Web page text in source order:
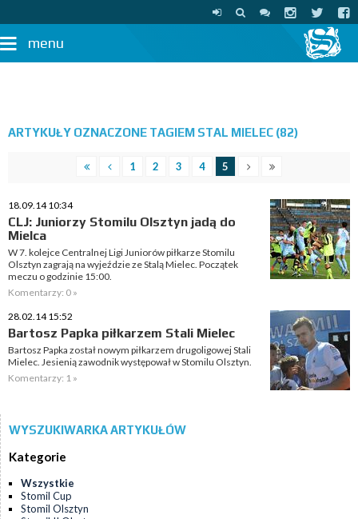
menu
ARTYKUŁY OZNACZONE TAGIEM STAL MIELEC (82)
1 2 3 4 5
18.09.14 10:34
CLJ: Juniorzy Stomilu Olsztyn jadą do
Mielca
W 7. kolejce Centralnej Ligi Juniorów piłkarze Stomilu
Olsztyn zagrają na wyjeździe ze Stalą Mielec. Początek
meczu o godzinie 15:00.
Komentarzy: 0 »
28.02.14 15:52
Bartosz Papka piłkarzem Stali Mielec
Bartosz Papka został nowym piłkarzem drugoligowej Stali
Mielec. Jesienią zawodnik występował w Stomilu Olsztyn.
Komentarzy: 1 »
WYSZUKIWARKA ARTYKUŁÓW
Kategorie
Wszystkie
Stomil Cup
Stomil Olsztyn